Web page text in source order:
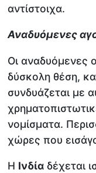
αντίστοιχα.
Αναδυόμενες
Οι αναδυόμενες
δύσκολη θέση,
συνδυάζεται με
νομίσματα.
χώρες που
Η Ινδία δέχεται